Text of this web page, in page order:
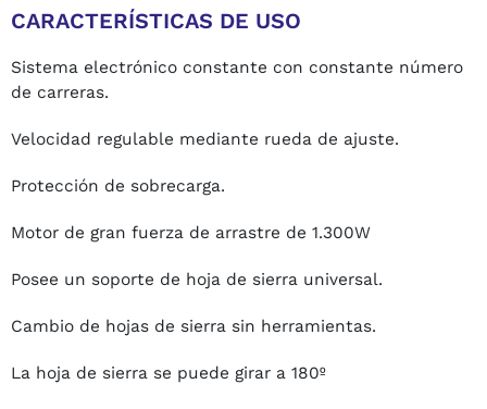
CARACTERÍSTICAS DE USO
Sistema electrónico constante con constante número
de carreras.
Velocidad regulable mediante rueda de ajuste.
Protección de sobrecarga.
Motor de gran fuerza de arrastre de 1.300W
Posee un soporte de hoja de sierra universal.
Cambio de hojas de sierra sin herramientas.
La hoja de sierra se puede girar a 180º